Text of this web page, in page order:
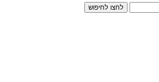
לחצו לחיפוש